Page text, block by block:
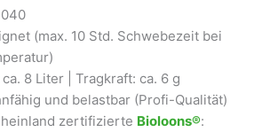
(max. 10 Std. Schwebezeit bei
8 Liter | Tragkraft: ca. 6 g
und belastbar (Profi-Qualität)
zertifizierte Bioloons®: